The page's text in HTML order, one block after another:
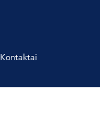
Kontaktai